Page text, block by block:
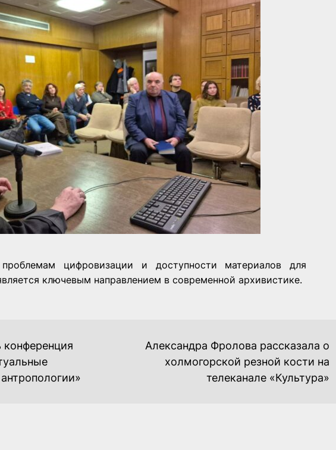
цифровизации и доступности материалов для
ключевым направлением в современной архивистике.
Александра Фролова рассказала о
холмогорской резной кости на
телеканале «Культура»